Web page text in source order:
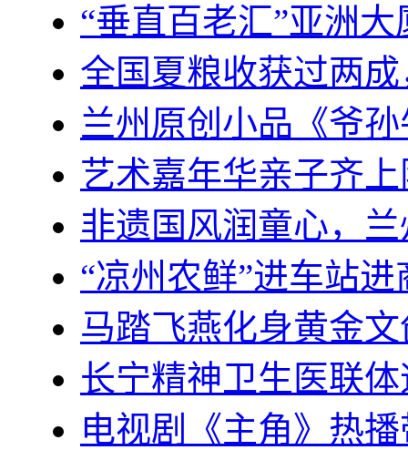
“垂直百老汇”亚洲
全国夏粮收获过两
兰州原创小品《爷
艺术嘉年华亲子齐
非遗国风润童心，
“凉州农鲜”进车站
马踏飞燕化身黄金
长宁精神卫生医联
电视剧《主角》热